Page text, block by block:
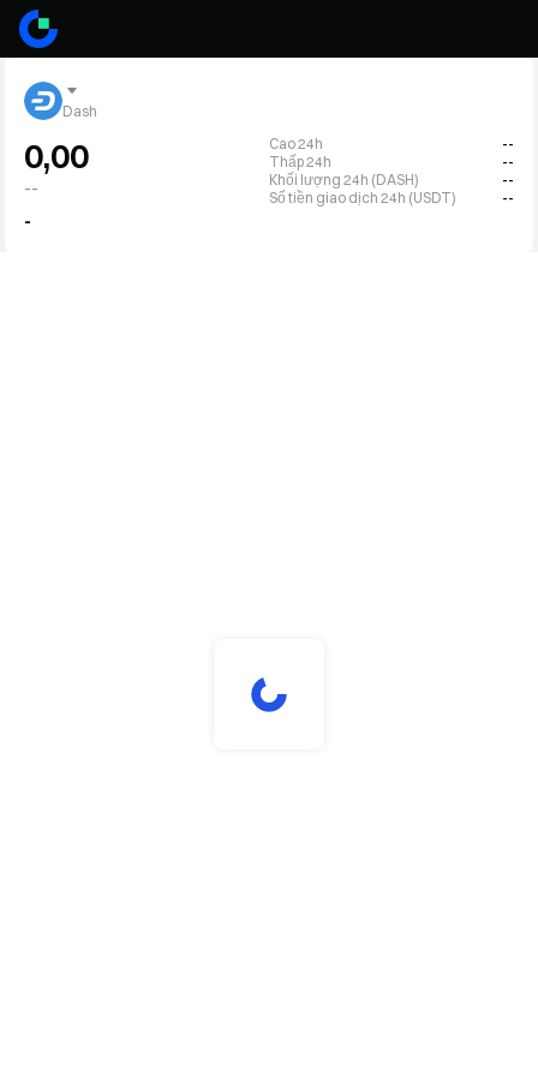
Dash
0,00
--
-
Cao 24h
--
Thấp 24h
--
Khối lượng 24h (DASH)
--
Số tiền giao dịch 24h (USDT)
--